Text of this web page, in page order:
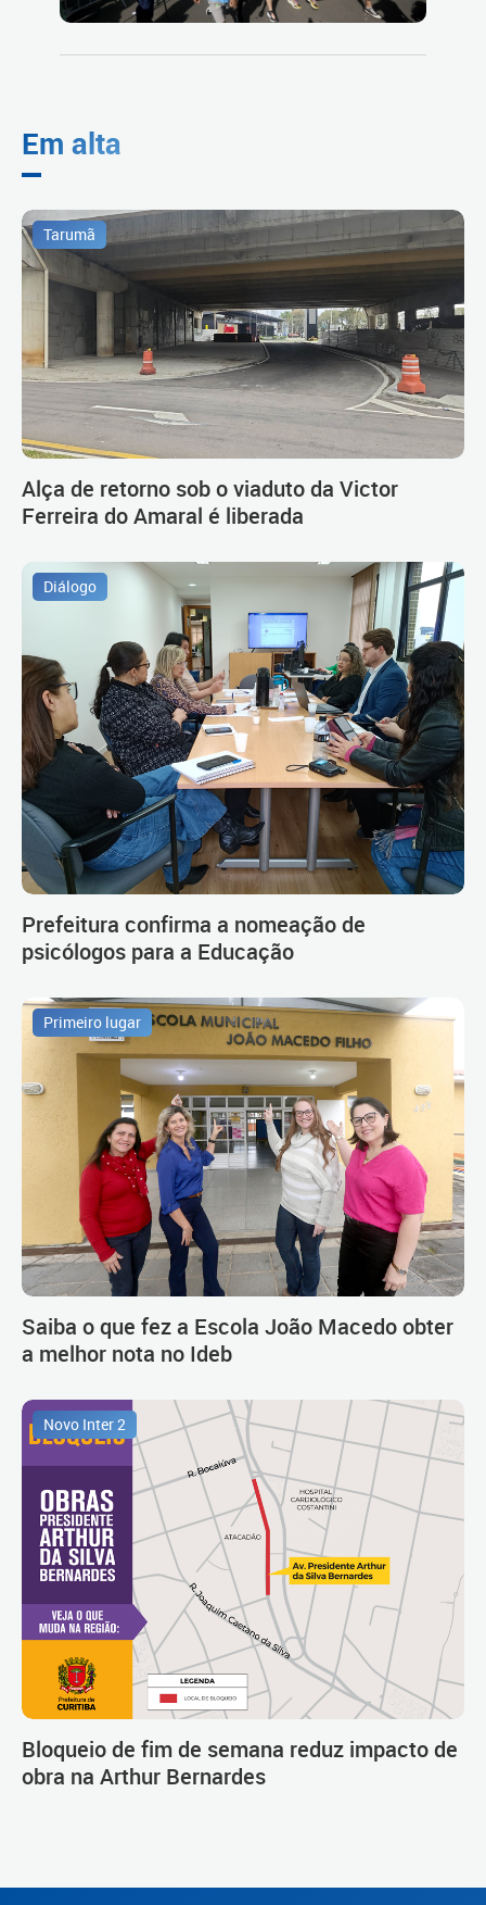
Em alta
Tarumã
Alça de retorno sob o viaduto da Victor
Ferreira do Amaral é liberada
Diálogo
Prefeitura confirma a nomeação de
psicólogos para a Educação
Primeiro lugar
Saiba o que fez a Escola João Macedo obter
a melhor nota no Ideb
Novo Inter 2
Bloqueio de fim de semana reduz impacto de
obra na Arthur Bernardes